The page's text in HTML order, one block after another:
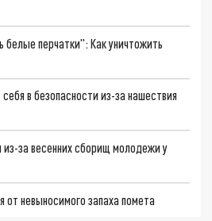
белые перчатки": Как уничтожить
в безопасности из-за нашествия
из-за весенних сборищ молодежи у
от невыносимого запаха помета